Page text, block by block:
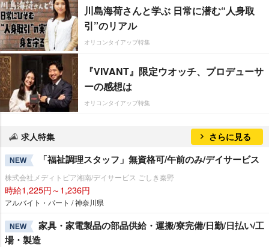
川島海荷さんと学ぶ 日常に潜む“人身取
引”のリアル
オリコンタイアップ特集
『VIVANT』限定ウオッチ、プロデューサ
ーの感想は
オリコンタイアップ特集
求人特集 さらに見る
NEW 「福祉調理スタッフ」無資格可/午前のみ/デイサービス
株式会社メディトピア湘南/デイサービス ごしき秦野
時給1,225円～1,236円
アルバイト・パート / 神奈川県
NEW
家具・家電製品の部品供給・運搬/寮完備/日勤/日払い/工
場・製造